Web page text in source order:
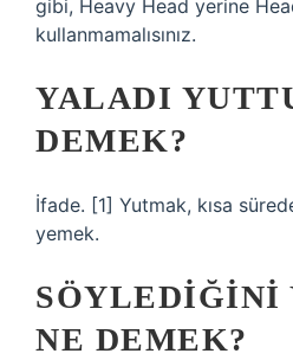
gibi, Heavy Head yerine
kullanmamalısınız.
YALADI
DEMEK?
İfade. [1] Yutmak, kısa
yemek.
SÖYLEDIĞINI
NE DEMEK?